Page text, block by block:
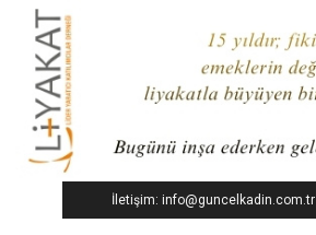
İletişim: info@guncelkadin.com.tr